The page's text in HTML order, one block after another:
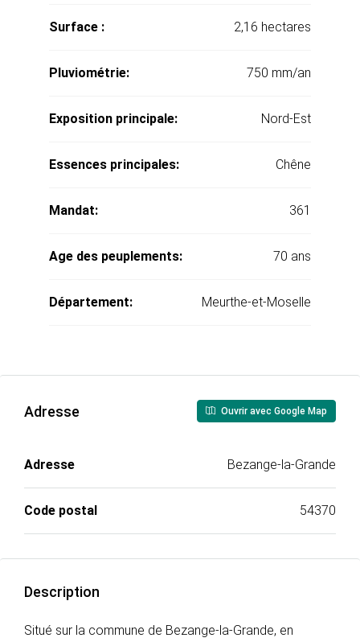
Surface : 2,16 hectares
Pluviométrie: 750 mm/an
Exposition principale: Nord-Est
Essences principales: Chêne
Mandat: 361
Age des peuplements: 70 ans
Département: Meurthe-et-Moselle
Adresse Ouvrir avec Google Map
Adresse Bezange-la-Grande
Code postal 54370
Description
Situé sur la commune de Bezange-la-Grande, en